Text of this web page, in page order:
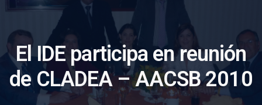
ElIDE participa enreunión
de CLADEA–AACSB2010